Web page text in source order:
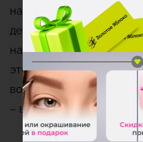
наращиванию ресниц
дешевыми услугами на
нанести вред даже
этом случае поможет
восстановления.
– в нашей статье.